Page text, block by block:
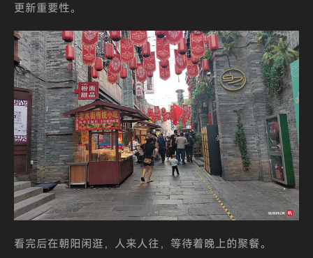
更新重要性。
看完后在朝阳闲逛，人来人往，等待着晚上的聚餐。